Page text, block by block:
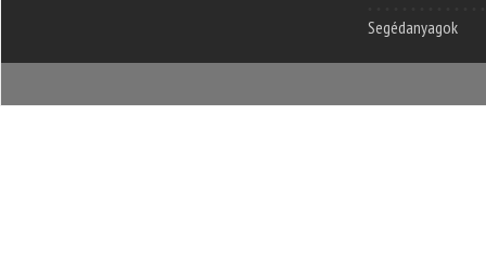
Segédanyagok